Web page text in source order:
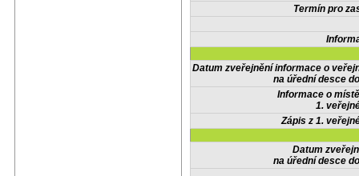
Termín pro
Datum zveřejnění informace o
na úřední desce
Informace o
1.
Zápis z 1.
Datum
na úřední desce